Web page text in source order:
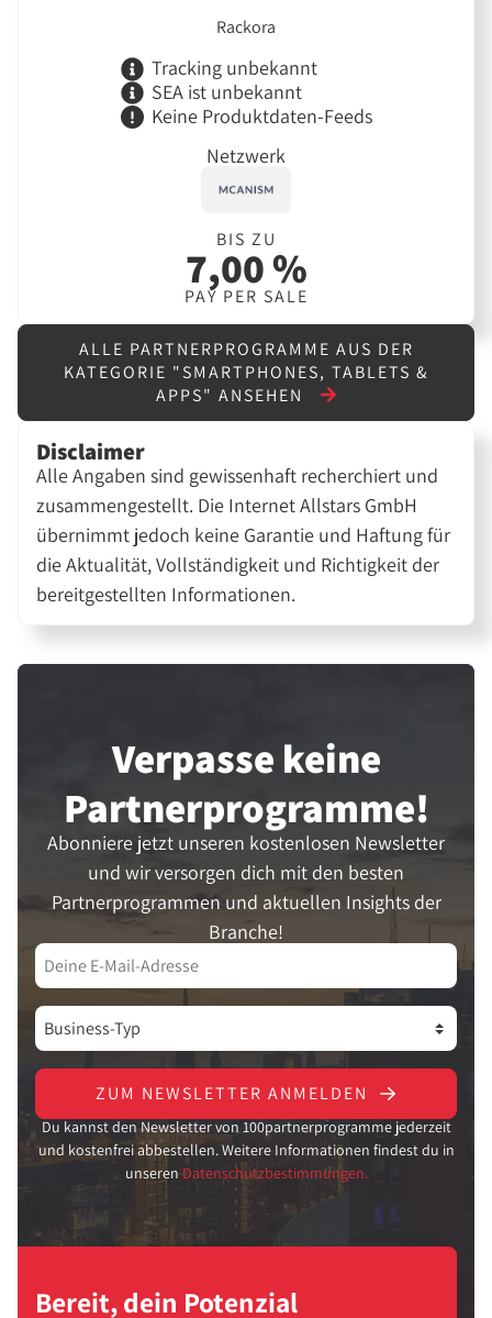
Rackora
Tracking unbekannt
SEA ist unbekannt
Keine Produktdaten-Feeds
Netzwerk
BIS ZU
7,00 %
PAY PER SALE
ALLE PARTNERPROGRAMME AUS DER
KATEGORIE "SMARTPHONES, TABLETS &
APPS" ANSEHEN
Disclaimer
Alle Angaben sind gewissenhaft recherchiert und
zusammengestellt. Die Internet Allstars GmbH
übernimmt jedoch keine Garantie und Haftung für
die Aktualität, Vollständigkeit und Richtigkeit der
bereitgestellten Informationen.
Verpasse keine
Partner­programme!
Abonniere jetzt unseren kostenlosen Newsletter
und wir versorgen dich mit den besten
Partnerprogrammen und aktuellen Insights der
Branche!
ZUM NEWSLETTER ANMELDEN
Du kannst den Newsletter von 100partnerprogramme jederzeit
und kostenfrei abbestellen. Weitere Informationen findest du in
unseren Datenschutzbestimmungen.
Bereit, dein Potenzial